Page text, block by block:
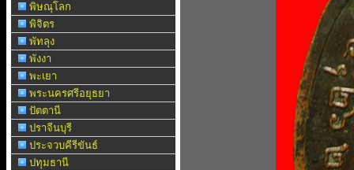
พิษณุโลก
พิจิตร
พัทลุง
พังงา
พะเยา
พระนครศรีอยุธยา
ปัตตานี
ปราจีนบุรี
ประจวบคีรีขันธ์
ปทุมธานี